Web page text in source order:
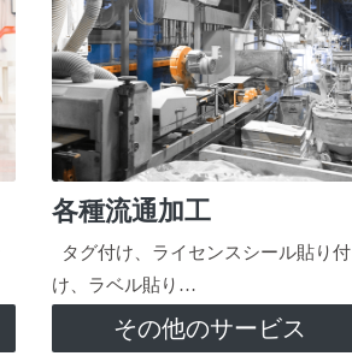
各種流通加工
タグ付け、ライセンスシール貼り付
け、ラベル貼り…
その他のサービス